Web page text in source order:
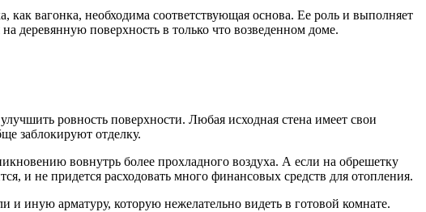
вагонка, необходима соответствующая основа. Ее роль и выполняет
деревянную поверхность в только что возведенном доме.
ровность поверхности. Любая исходная стена имеет свои
заблокируют отделку.
вовнутрь более прохладного воздуха. А если на обрешетку
и не придется расходовать много финансовых средств для отопления.
и иную арматуру, которую нежелательно видеть в готовой комнате.